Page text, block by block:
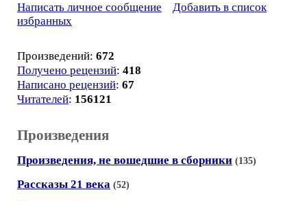
Написать личное сообщение
Добавить в список
избранных
Произведений: 672
Получено рецензий: 418
Написано рецензий: 67
Читателей: 156121
Произведения
Произведения, не вошедшие в сборники (135)
Рассказы 21 века (52)